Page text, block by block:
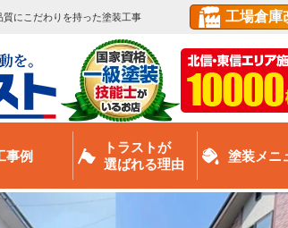
にこだわりを持った塗装工事 工場倉庫
事例
トラストが
選ばれる理由
塗装メニ